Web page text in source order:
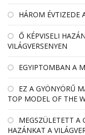
HÁROM ÉVTIZEDE
Ő KÉPVISELI
VILÁGVERSENYEN
EGYIPTOMBAN A
EZ A GYÖNYÖRŰ
TOP MODEL OF THE
MEGSZÜLETETT A
HAZÁNKAT A